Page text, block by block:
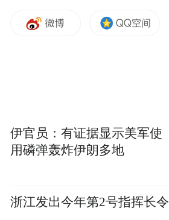
伊官员：有证据显示美军使
用磷弹轰炸伊朗多地
浙江发出今年第2号指挥长令